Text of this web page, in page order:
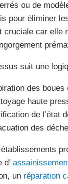
ou de
pour éliminer
cruciale car elle
suit une
des boues
haute
de l’état
des
d’
un réparation